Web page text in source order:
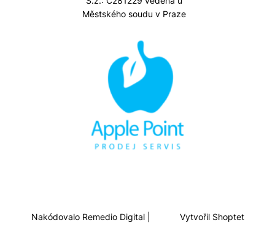
Městského soudu v Praze
Nakódovalo Remedio Digital|
Vytvořil Shoptet